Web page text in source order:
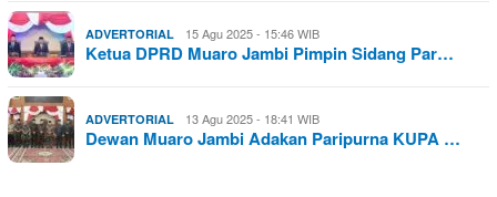
ADVERTORIAL 15 Agu 2025 - 15:46 WIB
Ketua DPRD Muaro Jambi Pimpin Sidang Par…
ADVERTORIAL 13 Agu 2025 - 18:41 WIB
Dewan Muaro Jambi Adakan Paripurna KUPA …